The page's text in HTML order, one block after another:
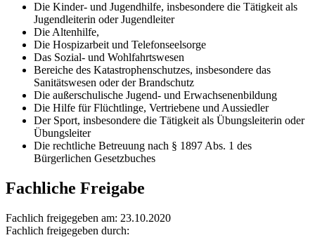
Die Kinder- und Jugendhilfe, insbesondere die Tätigkeit als
Jugendleiterin oder Jugendleiter
Die Altenhilfe,
Die Hospizarbeit und Telefonseelsorge
Das Sozial- und Wohlfahrtswesen
Bereiche des Katastrophenschutzes, insbesondere das
Sanitätswesen oder der Brandschutz
Die außerschulische Jugend- und Erwachsenenbildung
Die Hilfe für Flüchtlinge, Vertriebene und Aussiedler
Der Sport, insbesondere die Tätigkeit als Übungsleiterin oder
Übungsleiter
Die rechtliche Betreuung nach § 1897 Abs. 1 des
Bürgerlichen Gesetzbuches
Fachliche Freigabe
Fachlich freigegeben am: 23.10.2020
Fachlich freigegeben durch: